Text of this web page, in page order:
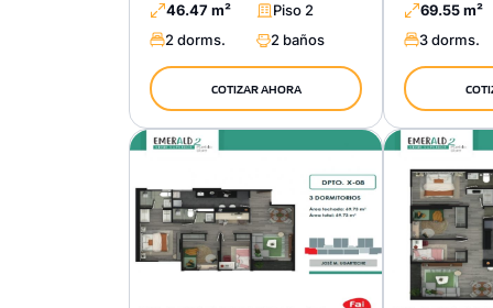
46.47 m²
Piso 2
2 dorms.
2 baños
COTIZAR AHORA
69.55 m²
3 dorms.